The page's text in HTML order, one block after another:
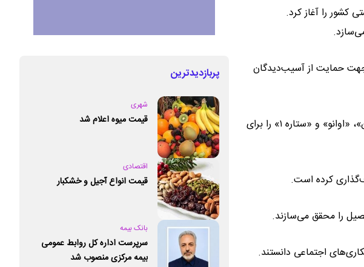
جهت حمایت از آسیب‌دیدگان
این اپراتور تمامی ظرفیت‌های فنی خود شامل کد دستوری #۱۲۳* و بخش‌های نیکوکاری اپلیکیشن‌های «همراه من»، «اوانو» و «ستاره ۱» را برای
اجتماعی دانستند.
پربازدیدترین
شهری
قیمت میوه اعلام شد
اقتصادی
قیمت انواع آجیل و خشکبار
بانک بیمه
سرپرست اداره کل روابط عمومی
بیمه مرکزی منصوب شد